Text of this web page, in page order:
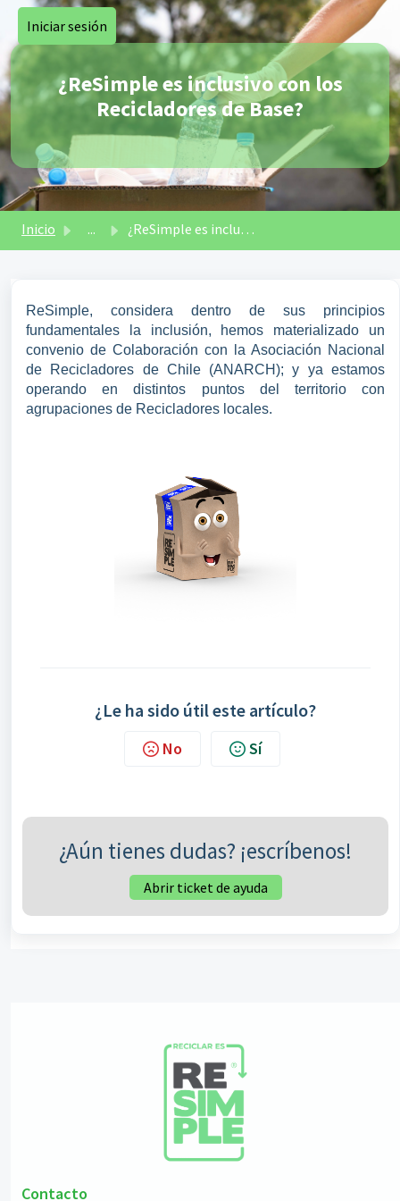
Saltar al contenido principal
Iniciar sesión
¿ReSimple es inclusivo con los
Recicladores de Base?
Inicio ... ¿ReSimple es inclusivo con los Recicladores de Base?
ReSimple, considera dentro de sus principios
fundamentales la inclusión, hemos materializado un
convenio de Colaboración con la Asociación Nacional
de Recicladores de Chile (ANARCH); y ya estamos
operando en distintos puntos del territorio con
agrupaciones de Recicladores locales.
¿Le ha sido útil este artículo?
No Sí
¿Aún tienes dudas? ¡escríbenos!
Abrir ticket de ayuda
Contacto